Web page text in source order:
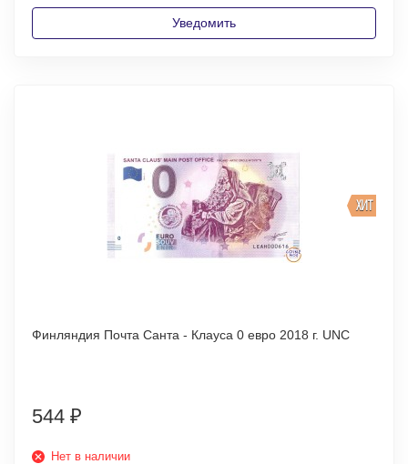
Уведомить
ХИТ
Финляндия Почта Санта - Клауса 0 евро 2018 г. UNC
544 ₽
Нет в наличии